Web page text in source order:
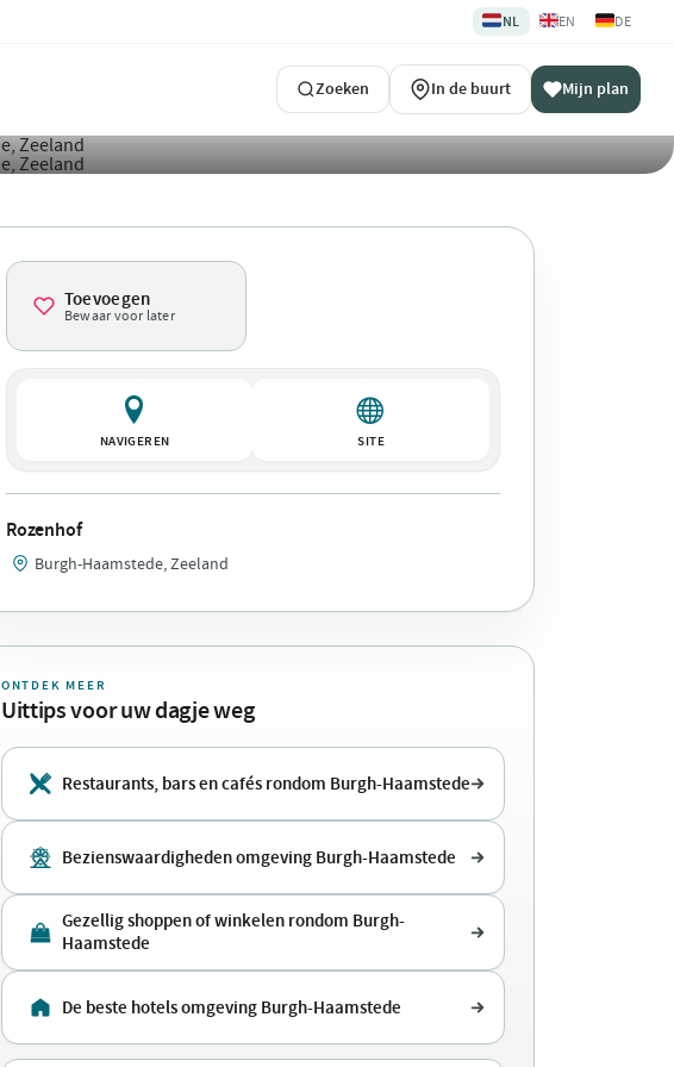
🇳🇱NL 🇬🇧EN 🇩🇪DE
Zoeken In de buurt Mijn plan
Toevoegen
Bewaar voor later
NAVIGEREN SITE
Rozenhof
Burgh-Haamstede, Zeeland
ONTDEK MEER
Uittips voor uw dagje weg
Restaurants, bars en cafés rondom Burgh-Haamstede
Bezienswaardigheden omgeving Burgh-Haamstede
Gezellig shoppen of winkelen rondom Burgh-
Haamstede
De beste hotels omgeving Burgh-Haamstede